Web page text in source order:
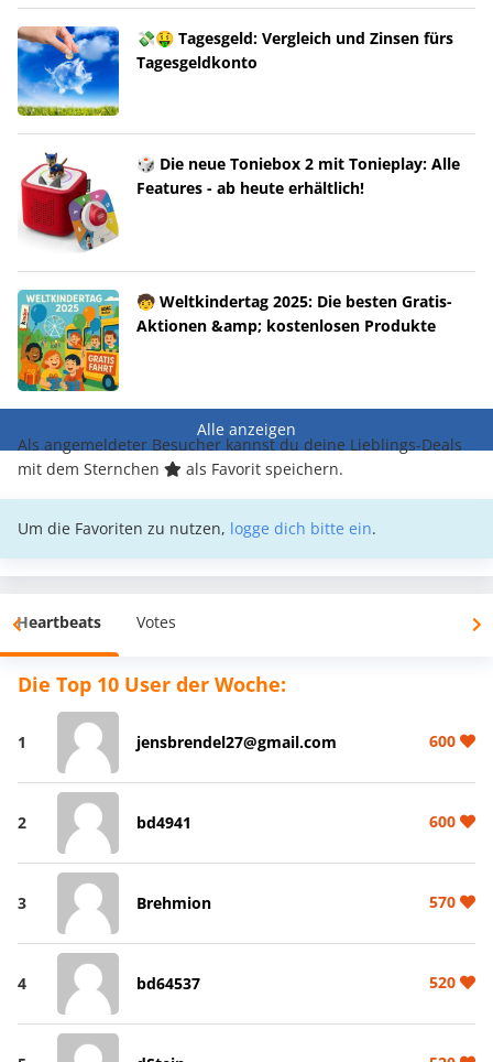
💸🤑 Tagesgeld: Vergleich und Zinsen fürs
Tagesgeldkonto
🎲 Die neue Toniebox 2 mit Tonieplay: Alle
Features - ab heute erhältlich!
🧒 Weltkindertag 2025: Die besten Gratis-
Aktionen &amp; kostenlosen Produkte
Alle anzeigen
Als angemeldeter Besucher kannst du deine Lieblings-Deals
mit dem Sternchen
als Favorit speichern.
Um die Favoriten zu nutzen, logge dich bitte ein.
Heartbeats Votes
Die Top 10 User der Woche:
1 jensbrendel27@gmail.com 600
2 bd4941 600
3 Brehmion 570
4 bd64537 520